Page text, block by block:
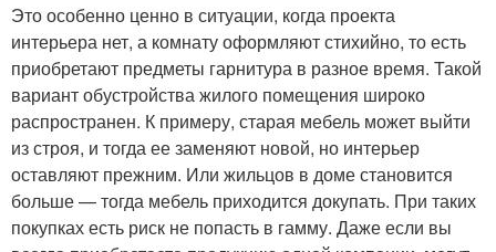
Это особенно ценно в ситуации, когда проекта
интерьера нет, а комнату оформляют стихийно, то есть
приобретают предметы гарнитура в разное время. Такой
вариант обустройства жилого помещения широко
распространен. К примеру, старая мебель может выйти
из строя, и тогда ее заменяют новой, но интерьер
оставляют прежним. Или жильцов в доме становится
больше — тогда мебель приходится докупать. При таких
покупках есть риск не попасть в гамму. Даже если вы